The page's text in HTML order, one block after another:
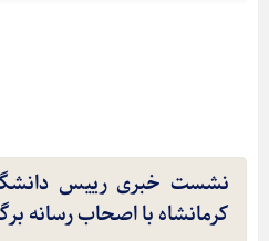
نشست خبری رییس
کرمانشاه با اصحاب رسانه